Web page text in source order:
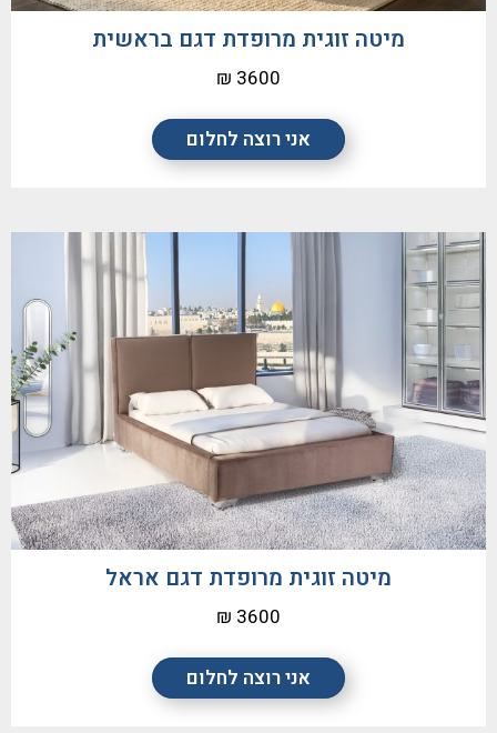
אני רוצה לחלום
מיטה זוגית מרופדת דגם בראשית
3600 ₪
אני רוצה לחלום
מיטה זוגית מרופדת דגם אראל
3600 ₪